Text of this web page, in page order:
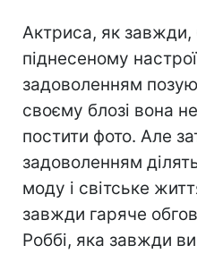
Актриса, як завжди,
піднесеному
задоволенням
своєму блозі вона
постити фото. Але
задоволенням
моду і світське
завжди гаряче
Роббі, яка завжди